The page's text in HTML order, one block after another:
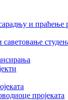
и праћење
саветовање
пројеката